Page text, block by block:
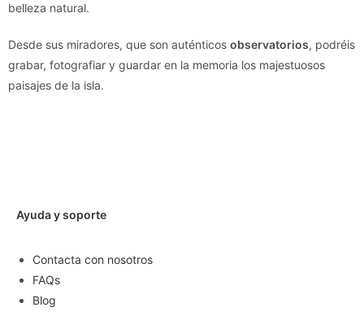
belleza natural.
Desde sus miradores, que son auténticos observatorios, podréis
grabar, fotografiar y guardar en la memoria los majestuosos
paisajes de la isla.
Ayuda y soporte
Contacta con nosotros
FAQs
Blog